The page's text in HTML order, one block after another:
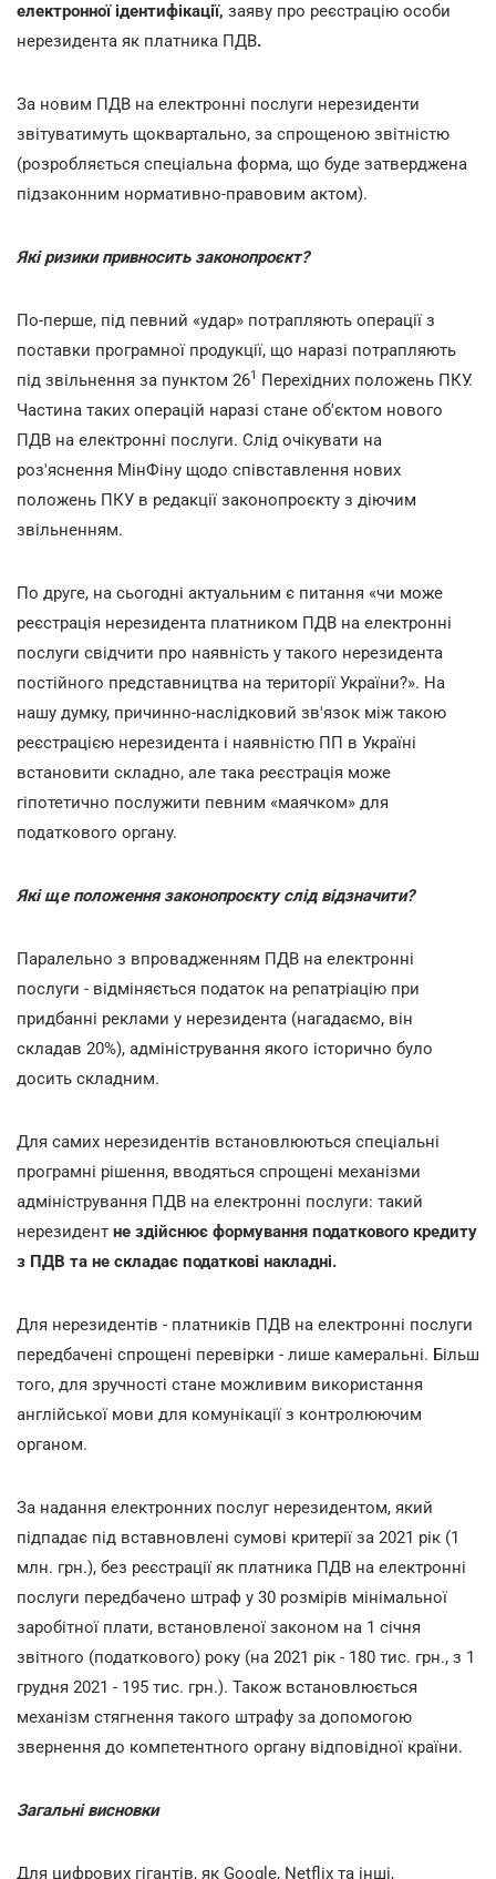
електронної ідентифікації, заяву про реєстрацію особи
нерезидента як платника ПДВ.
За новим ПДВ на електронні послуги нерезиденти
звітуватимуть щоквартально, за спрощеною звітністю
(розробляється спеціальна форма, що буде затверджена
підзаконним нормативно-правовим актом).
Які ризики привносить законопроєкт?
По-перше, під певний «удар» потрапляють операції з
поставки програмної продукції, що наразі потрапляють
під звільнення за пунктом 261 Перехідних положень ПКУ.
Частина таких операцій наразі стане об'єктом нового
ПДВ на електронні послуги. Слід очікувати на
роз'яснення МінФіну щодо співставлення нових
положень ПКУ в редакції законопроєкту з діючим
звільненням.
По друге, на сьогодні актуальним є питання «чи може
реєстрація нерезидента платником ПДВ на електронні
послуги свідчити про наявність у такого нерезидента
постійного представництва на території України?». На
нашу думку, причинно-наслідковий зв'язок між такою
реєстрацією нерезидента і наявністю ПП в Україні
встановити складно, але така реєстрація може
гіпотетично послужити певним «маячком» для
податкового органу.
Які ще положення законопроєкту слід відзначити?
Паралельно з впровадженням ПДВ на електронні
послуги - відміняється податок на репатріацію при
придбанні реклами у нерезидента (нагадаємо, він
складав 20%), адміністрування якого історично було
досить складним.
Для самих нерезидентів встановлюються спеціальні
програмні рішення, вводяться спрощені механізми
адміністрування ПДВ на електронні послуги: такий
нерезидент не здійснює формування податкового кредиту
з ПДВ та не складає податкові накладні.
Для нерезидентів - платників ПДВ на електронні послуги
передбачені спрощені перевірки - лише камеральні. Більш
того, для зручності стане можливим використання
англійської мови для комунікації з контролюючим
органом.
За надання електронних послуг нерезидентом, який
підпадає під вставновлені сумові критерії за 2021 рік (1
млн. грн.), без реєстрації як платника ПДВ на електронні
послуги передбачено штраф у 30 розмірів мінімальної
заробітної плати, встановленої законом на 1 січня
звітного (податкового) року (на 2021 рік - 180 тис. грн., з 1
грудня 2021 - 195 тис. грн.). Також встановлюється
механізм стягнення такого штрафу за допомогою
звернення до компетентного органу відповідної країни.
Загальні висновки
Для цифрових гігантів, як Google, Netflix та інші,